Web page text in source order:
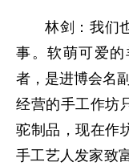
林剑：我们
事。软萌可爱
者，是进博会名
经营的手工作坊
驼制品，现在作
手工艺人发家致